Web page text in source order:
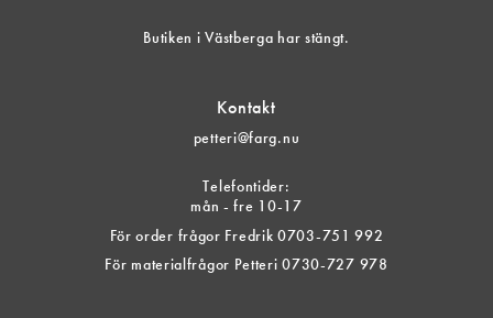
Butiken i Västberga har stängt.
Kontakt
petteri@farg.nu
Telefontider:
mån - fre 10-17
För order frågor Fredrik 0703-751 992
För materialfrågor Petteri 0730-727 978